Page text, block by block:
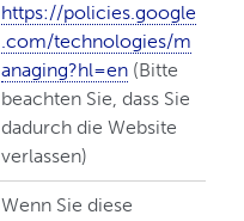
https://policies.google
.com/technologies/m
anaging?hl=en (Bitte
beachten Sie, dass Sie
dadurch die Website
verlassen)
Wenn Sie diese